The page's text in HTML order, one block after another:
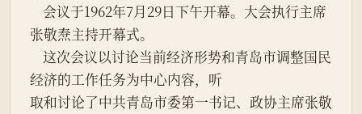
张敬焘主持开幕式。
经济的工作任务为中心内容，听
取和讨论了中共青岛市委第一书记、政协主席张敬